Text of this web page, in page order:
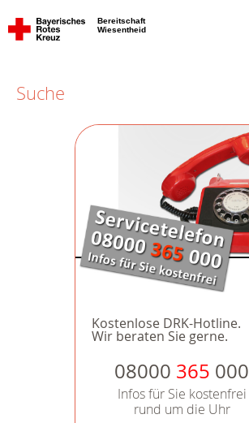
Bereitschaft
Wiesentheid
Suche
Kostenlose DRK-Hotline.
Wir beraten Sie gerne.
08000 365 000
Infos für Sie kostenfrei
rund um die Uhr